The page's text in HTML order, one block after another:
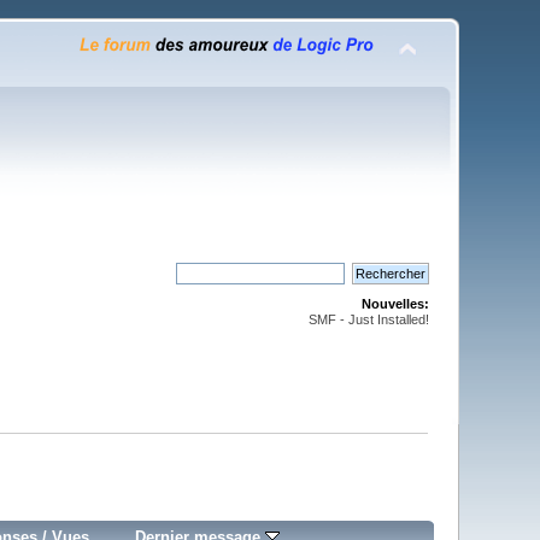
Nouvelles:
SMF - Just Installed!